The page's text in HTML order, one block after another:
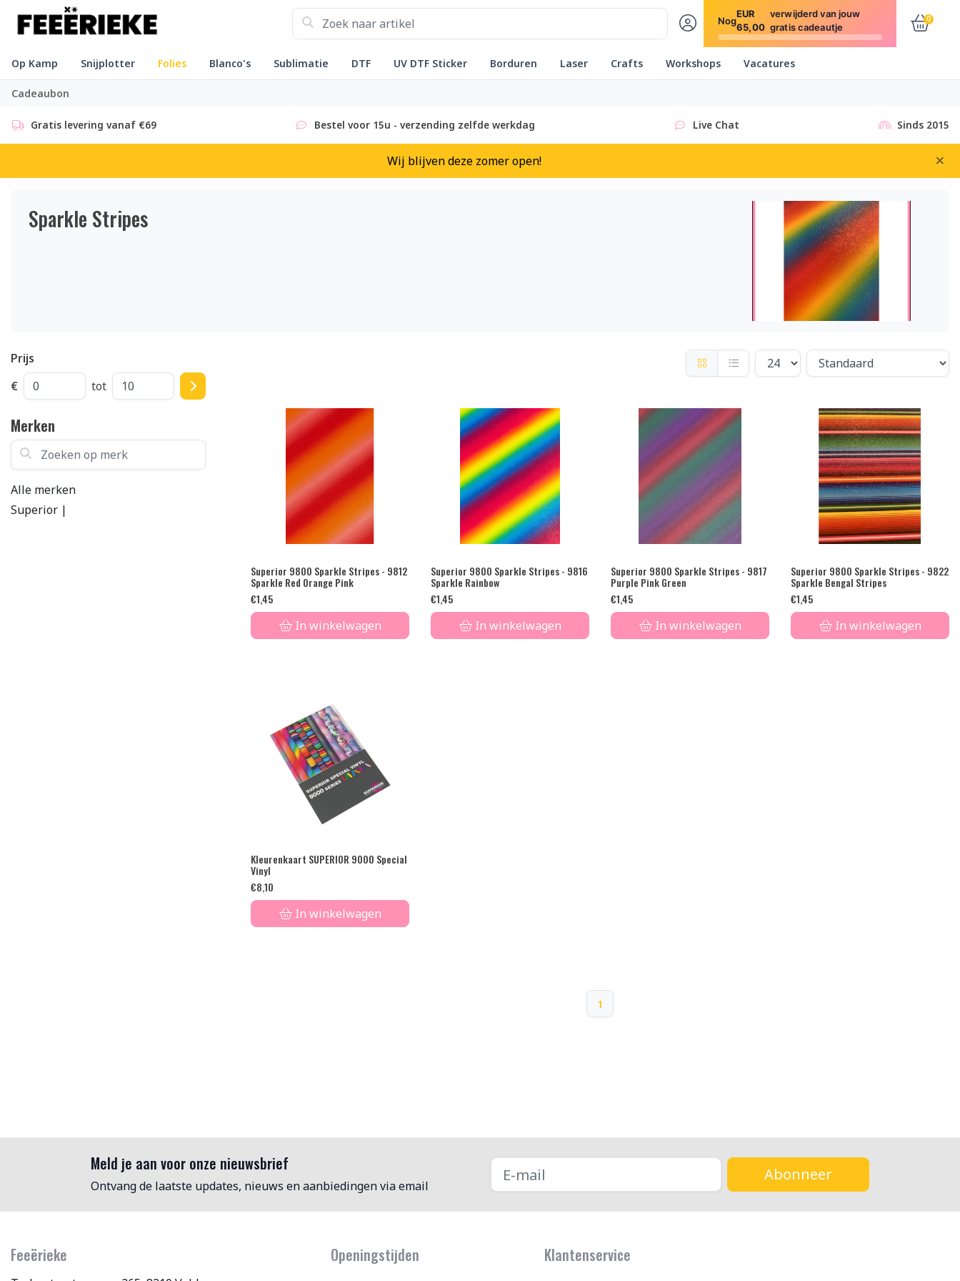
Nog
EUR
65,00
verwijderd van jouw
gratis cadeautje
0
Op Kamp Snijplotter Folies Blanco's Sublimatie DTF UV DTF Sticker Borduren Laser Crafts Workshops Vacatures
Cadeaubon
Gratis levering vanaf €69 Bestel voor 15u - verzending zelfde werkdag Live Chat Sinds 2015
Wij blijven deze zomer open! ×
Sparkle Stripes
Prijs
€
tot
Merken
Zoeken op merk
Alle merken
Superior |
Superior 9800 Sparkle Stripes - 9812
Sparkle Red Orange Pink
€1,45
In winkelwagen
Superior 9800 Sparkle Stripes - 9816
Sparkle Rainbow
€1,45
In winkelwagen
Superior 9800 Sparkle Stripes - 9817
Purple Pink Green
€1,45
In winkelwagen
Superior 9800 Sparkle Stripes - 9822
Sparkle Bengal Stripes
€1,45
In winkelwagen
Kleurenkaart SUPERIOR 9000 Special
Vinyl
€8,10
In winkelwagen
1
Meld je aan voor onze nieuwsbrief
Ontvang de laatste updates, nieuws en aanbiedingen via email
Abonneer
Feeërieke Openingstijden Klantenservice